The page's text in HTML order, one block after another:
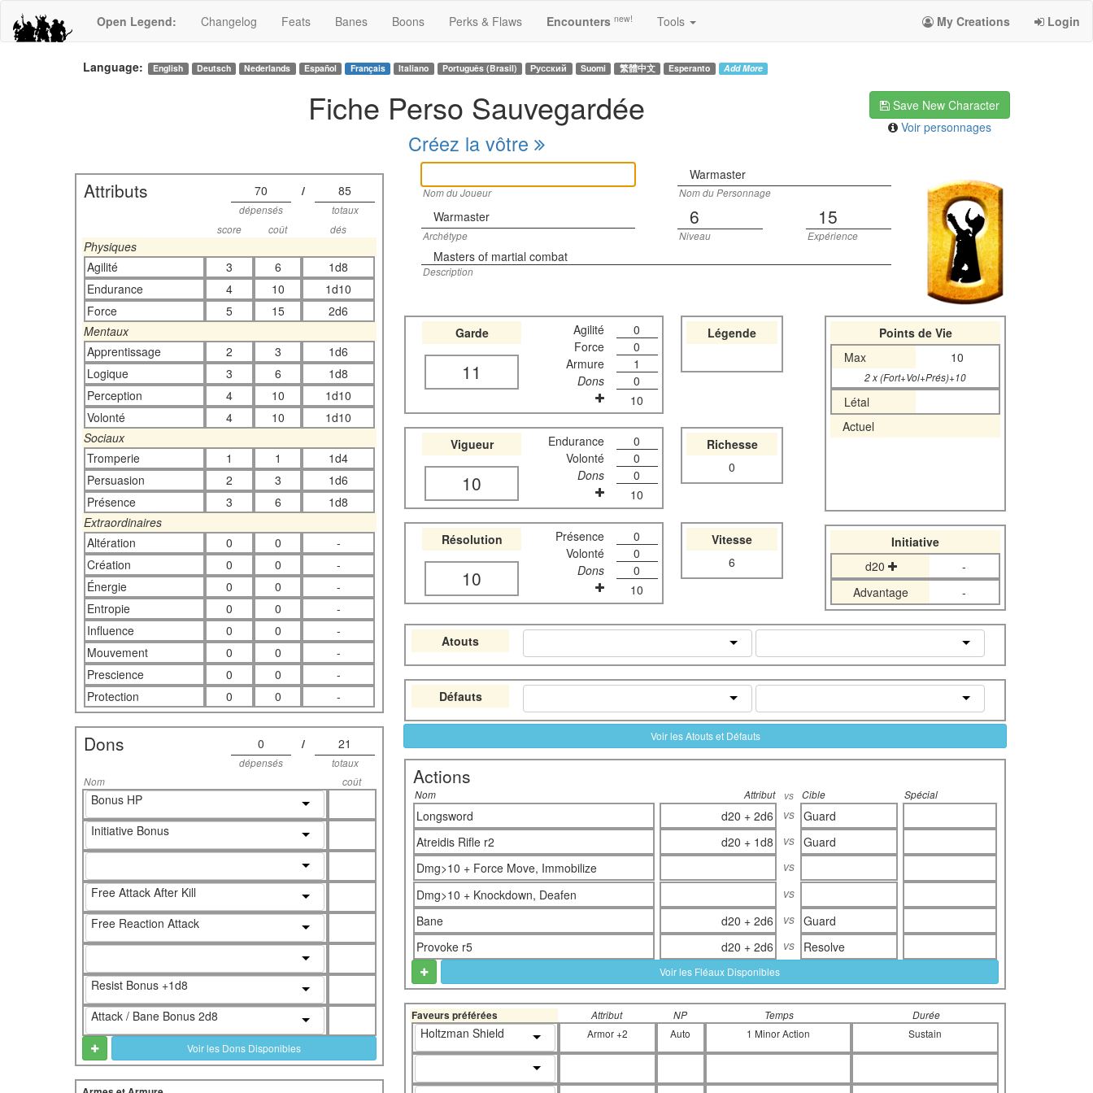
Open Legend: Changelog Feats Banes Boons Perks & Flaws Encounters new! Tools My Creations Login
Language: English Deutsch Nederlands Español Français Italiano Português (Brasil) Русский Suomi 繁體中文 Esperanto Add More
Save New Character
Voir personnages
Fiche Perso Sauvegardée
Créez la vôtre
Attributs 70 / 85
dépensés
totaux
score
coût dés
Physiques
Agilité
3 6
1d8
Endurance
4 10
1d10
Force
5 15
2d6
Mentaux
Apprentissage
2 3
1d6
Logique
3 6
1d8
Perception
4 10
1d10
Volonté
4 10
1d10
Sociaux
Tromperie
1 1
1d4
Persuasion
2 3
1d6
Présence
3 6
1d8
Extraordinaires
Altération
0 0
-
Création
0 0
-
Énergie
0 0
-
Entropie
0 0
-
Influence
0 0
-
Mouvement
0 0
-
Prescience
0 0
-
Protection
0 0 -
Dons 0 / 21
dépensés
totaux
Nom
coût
Bonus HP
Initiative Bonus
Free Attack After Kill
Free Reaction Attack
Resist Bonus +1d8
Attack / Bane Bonus 2d8
Voir les Dons Disponibles
Warmaster
Nom du Joueur Nom du Personnage
Warmaster 6 15
Archétype Niveau Expérience
Masters of martial combat
Description
Garde
11
Agilité
0
Force
0
Armure
1
Dons
0
10
Légende
Vigueur
10
Endurance
0
Volonté
0
Dons
0
10
Richesse
0
Résolution
10
Présence
0
Volonté
0
Dons
0
10
Vitesse
6
Points de Vie
Max
10
2 x (Fort+Vol+Prés)+10
Létal
Actuel
Initiative
d20
-
Advantage
-
Atouts
Défauts
Voir les Atouts et Défauts
Actions
Nom Attribut vs Cible Spécial
Longsword d20 + 2d6 vs Guard
Atreidis Rifle r2
d20 + 1d8 vs Guard
Dmg>10 + Force Move, Immobilize
vs
Dmg>10 + Knockdown, Deafen
vs
Bane
d20 + 2d6 vs Guard
Provoke r5
d20 + 2d6 vs Resolve
Voir les Fléaux Disponibles
Faveurs préférées Attribut NP Temps Durée
Holtzman Shield Armor +2 Auto 1 Minor Action Sustain